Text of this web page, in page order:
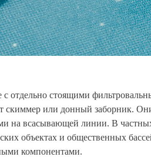
с отдельно стоящими
скиммер или донный заборник.
на всасывающей линии. В
объектах и общественных
компонентами.